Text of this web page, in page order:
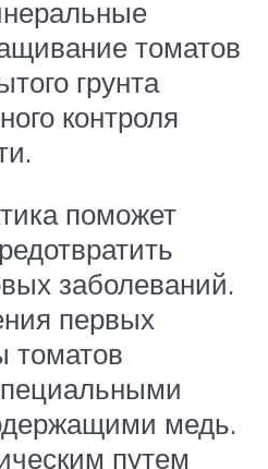
томатов
грунта
контроля
поможет
заболеваний.
первых
томатов
медь.
путем